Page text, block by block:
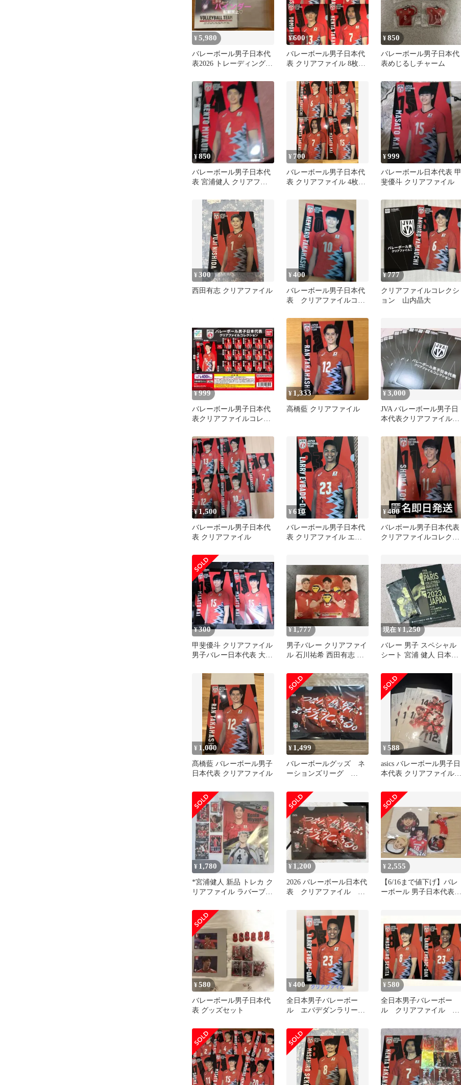
¥5,980
バレーボール男子日本代
表2026 トレーディング
ー
¥600
バレーボール男子日本代
表 クリアファイル 8枚セ
¥850
バレーボール男子日本代
表めじるしチャーム
¥850
バレーボール男子日本代
表 宮浦健人 クリアファ
¥ 700
バレーボール男子日本代
表 クリアファイル 4枚セ
¥999
バレーボール日本代表 甲
斐優斗 クリアファイル
¥300
西田有志 クリアファイル
¥400
バレーボール男子日本代
表 クリアファイルコレ
¥777
クリアファイルコレクシ
ョン 山内晶大
¥999
バレーボール男子日本代
表クリアファイルコレク
あります)
¥ 1,333
高橋藍 クリアファイル
¥3,000
JVA バレーボール男子日
本代表クリアファイルコ
¥1,500
バレーボール男子日本代
表 クリアファイル
¥610
バレーボール男子日本代
表 クリアファイル エバ
¥400
バレボール男子日本代表
クリアファイルコレクシ
¥300
甲斐優斗 クリアファイル
男子バレー日本代表 大阪
¥ 1,777
男子バレー クリアファイ
ル 石川祐希 西田有志 高
現在 ¥1,250
バレー 男子 スペシャル
シート 宮浦 健人 日本代
¥ 1,000
髙橋藍 バレーボール男子
日本代表 クリアファイル
¥ 1,499
バレーボールグッズ ネ
ーションズリーグ
クリアファイル
¥588
asics バレーボール男子日
本代表 クリアファイル 3
¥ 1,780
*宮浦健人 新品 トレカ ク
リアファイル ラバーブレ
レー
¥ 1,200
2026 バレーボール日本代
表 クリアファイル 男
ーグ
¥2,555
【6/16まで値下げ】バレ
ーボール 男子日本代表
¥580
バレーボール男子日本代
表 グッズセット
¥400
全日本男子バレーボー
ル エバデダンラリー
¥580
全日本男子バレーボー
ル クリアファイル 関
ー